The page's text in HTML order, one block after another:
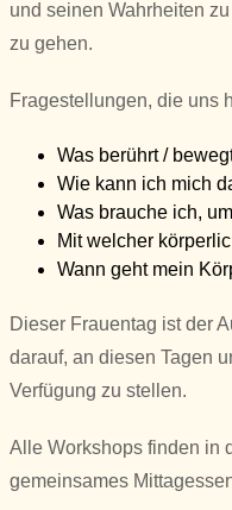
und seinen Wahrheiten
zu gehen.
Fragestellungen, die uns
Was berührt /
Wie kann ich mich
Was brauche ich,
Mit welcher
Wann geht mein
Dieser Frauentag ist der
darauf, an diesen Tagen
Verfügung zu stellen.
Alle Workshops finden in
gemeinsames